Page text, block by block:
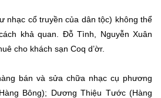
nhạc cổ truyền của dân tộc) không thể
khả quan. Đỗ Tình, Nguyễn Xuân
cho khách sạn Coq d’ờr.
bán và sửa chữa nhạc cụ phương
Bông); Dương Thiệu Tước (Hàng